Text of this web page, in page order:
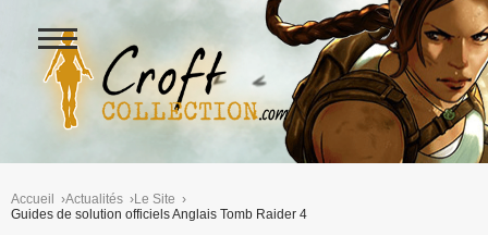
Figurines Lara Croft et
Ouvrir
le
menu
Accueil Actualités
Le Site
Guides de solution officiels Anglais Tomb Raider 4